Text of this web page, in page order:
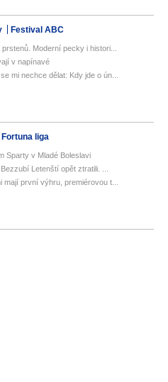
Festival ABC
Moderní pecky i histori...
v napínavé
mi nechce dělat: Kdy jde o ún...
Fortuna liga
Sparty v Mladé Boleslavi
Letenští opět ztratili. ...
první výhru, premiérovou t...